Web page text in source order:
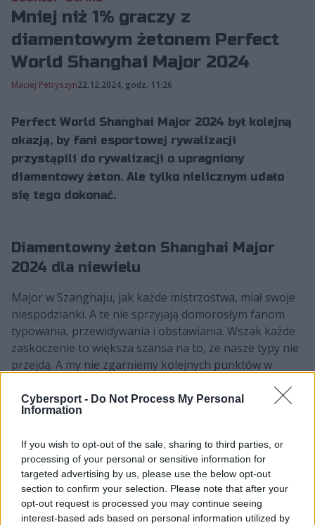
Cybersport - Do Not Process My Personal
Information
If you wish to opt-out of the sale, sharing to third parties, or
processing of your personal or sensitive information for
targeted advertising by us, please use the below opt-out
section to confirm your selection. Please note that after your
opt-out request is processed you may continue seeing
interest-based ads based on personal information utilized by
Mniej niż 1% graczy z
diamentowym żetonem Perfect
World Shanghai Major 2024
Maciej Petryszyn22.12.2024, godz. 11:26
Perfect World Shanghai Major 2024 był kolejną
okazją, by fani esportowej rywalizacji
przystąpili do rywalizacji o upragniony
diamentowy żeton. Ale tylko nielicznym udało
się tego dokonać.
Diamentowny żeton Shanghai Major
2024 dla niewielu
Major w Szanghaju, jak każde mistrzostwa, miał swoje
niespodzianki. A te nie sprzyjają domorosłym fanom
typowania, przewidywania i obstawiania. Wszak każde
zaskoczenie to większa szansa na to, że nasze typy nie
przejdą. A my nie zgarniemy kolejnych punktów w
uczestnikom Pick'Ema, zweryfikował serwis Leetify.
Według jego danych w publicznych ekwipunkach
żetonów z Perfect World Shanghai Major 2024. Jednak
tylko 0,6% to były żetony diamentowe, czyli te, których
zdobywcy wypełnili wszystkie dziewięć zadań. Zadań
wcale niełatwych, gdy spojrzymy na to, co trzeba było
zrobić, by diament padły naszym łupem.